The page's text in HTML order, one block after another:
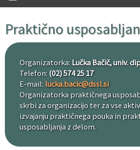
Praktično
Organizatorka: Lučka Bačič, univ.
Telefon: (02) 574 25 17
E-mail: lucka.bacic@dssl.si
Organizatorka praktičnega
skrbi za organizacijo ter za vse
izvajanju praktičnega pouka in
usposabljanja z delom.